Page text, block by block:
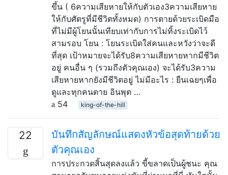
ขึ้น ( 6ความเสียหายให้กับตัวเอง3ความเสียหาย
ให้กับศัตรูที่มีชีวิตทั้งหมด) การตายด้วยระเบิดมือ
ที่ไม่มีผู้โยนนั้นเทียบเท่ากับการไม่ทิ้งระเบิดไว้
สามรอบ โยน : โยนระเบิดใส่คนและหวังว่าจะดี
ที่สุด เป้าหมายจะได้รับ8ความเสียหายหากมีชีวิต
อยู่ คนอื่น ๆ (รวมถึงตัวคุณเอง) จะได้รับ3ความ
เสียหายหากยังมีชีวิตอยู่ ไม่มีอะไร : ยืนเฉยๆเพื่อ
ดูและทุกคนตาย อินพุต …
54
king-of-the-hill
22
บันทึกสัญลักษณ์แสดงหัวข้อสุดท้ายด้วย
ตัวคุณเอง
การประกวดสิ้นสุดลงแล้ว ขี้ขลาดเป็นผู้ชนะ คุณ